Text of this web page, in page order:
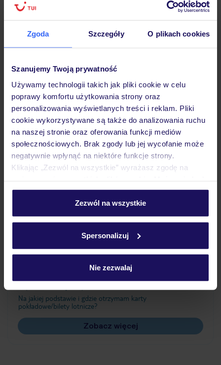
Zgoda Szczegóły O plikach cookies
Szanujemy Twoją prywatność
Używamy technologii takich jak pliki cookie w celu
poprawy komfortu użytkowania strony oraz
personalizowania wyświetlanych treści i reklam. Pliki
cookie wykorzystywane są także do analizowania ruchu
na naszej stronie oraz oferowania funkcji mediów
społecznościowych. Brak zgody lub jej wycofanie może
negatywnie wpłynąć na niektóre funkcje strony.
Klikając „Zezwól na wszystkie” wyrażasz zgodę na
personalizować swój wybór wchodząc w zakładkę
Szczegółowe informacje o plikach cookie znajdziesz
Zezwól na wszystkie
Spersonalizuj
Nie zezwalaj
Hotel
Opinie
Pokoje
Wyżywienie
Ważne informacje
Jak zmienić uczestników/osobę zgłaszającą?
Na jakiej podstawie i gdzie otrzymam karty
pokładowe/bilety lotnicze?
Zobacz więcej